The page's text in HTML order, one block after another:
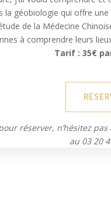
la géobiologie qui offre
de la Médecine
à comprendre leurs
Tarif : 35€
réserver, n’hésitez
au 03 20